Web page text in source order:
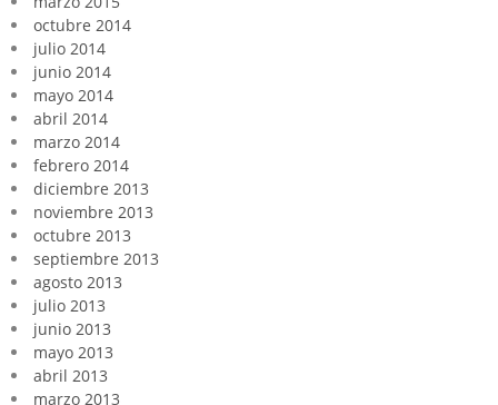
octubre 2014
julio 2014
junio 2014
mayo 2014
abril 2014
marzo 2014
febrero 2014
diciembre 2013
noviembre 2013
octubre 2013
septiembre 2013
agosto 2013
julio 2013
junio 2013
mayo 2013
abril 2013
marzo 2013